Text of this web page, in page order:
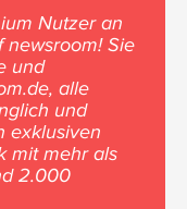
Nutzer an
newsroom! Sie
und
alle
und
exklusiven
mit mehr als
2.000